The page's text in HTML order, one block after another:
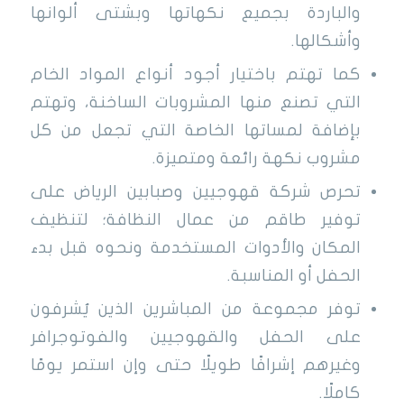
والباردة بجميع نكهاتها وبشتى ألوانها
وأشكالها.
كما تهتم باختيار أجود أنواع المواد الخام
التي تصنع منها المشروبات الساخنة، وتهتم
بإضافة لمساتها الخاصة التي تجعل من كل
مشروب نكهة رائعة ومتميزة.
تحرص شركة قهوجيين وصبابين الرياض على
توفير طاقم من عمال النظافة؛ لتنظيف
المكان والأدوات المستخدمة ونحوه قبل بدء
الحفل أو المناسبة.
توفر مجموعة من المباشرين الذين يُشرفون
على الحفل والقهوجيين والفوتوجرافر
وغيرهم إشرافًا طويلًا حتى وإن استمر يومًا
كاملًا.